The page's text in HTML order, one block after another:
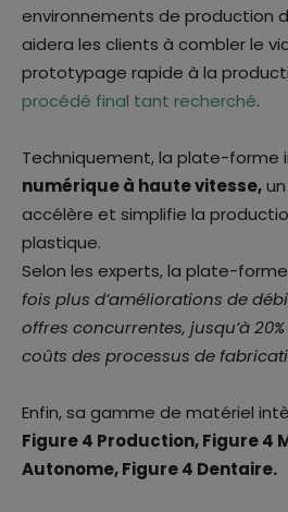
environnements de production
aidera les clients à combler le
prototypage rapide à la
procédé final tant recherché.
Techniquement, la plate-forme
numérique à haute vitesse,
accélère et simplifie la
plastique.
Selon les experts, la plate-
fois plus d’améliorations de
offres concurrentes, jusqu’à
coûts des processus de
Enfin, sa gamme de matériel
Figure 4 Production, Figure 4
Autonome, Figure 4 Dentaire.